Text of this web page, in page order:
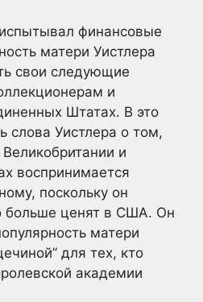
финансовые
матери Уистлера
свои следующие
и
Штатах. В это
слова Уистлера о том,
Великобритании и
воспринимается
поскольку он
больше ценят в США. Он
матери
для тех, кто
академии